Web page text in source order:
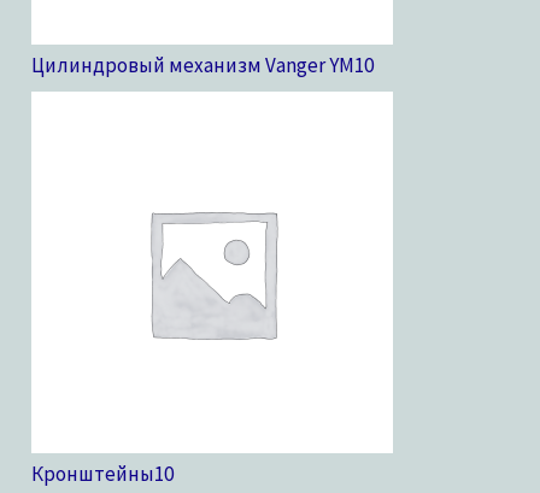
Цилиндровый механизм Vanger YM10
Кронштейны10